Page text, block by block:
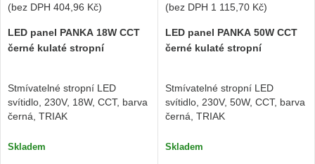
(bez DPH 404,96 Kč)
LED panel PANKA 18W CCT
černé kulaté stropní
Stmívatelné stropní LED
svítidlo, 230V, 18W, CCT, barva
černá, TRIAK
Skladem
(bez DPH 1 115,70 Kč)
LED panel PANKA 50W CCT
černé kulaté stropní
Stmívatelné stropní LED
svítidlo, 230V, 50W, CCT, barva
černá, TRIAK
Skladem